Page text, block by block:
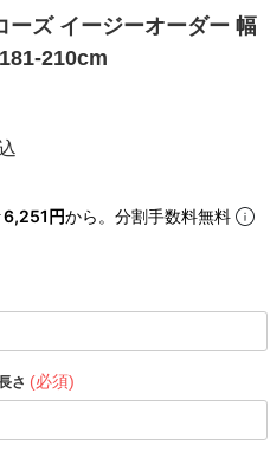
ーズ イージーオーダー 幅
210cm
6,251円から。分割手数料無料
さ (必須)